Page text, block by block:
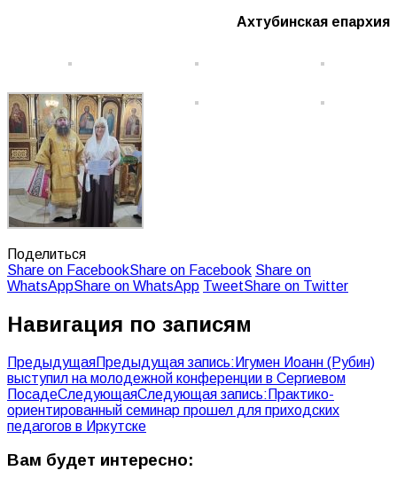
Ахтубинская епархия
Поделиться
Share on FacebookShare on Facebook Share on
WhatsAppShare on WhatsApp TweetShare on Twitter
Навигация по записям
ПредыдущаяПредыдущая запись: Игумен Иоанн (Рубин)
выступил на молодежной конференции в Сергиевом
ПосадеСледующаяСледующая запись: Практико-
ориентированный семинар прошел для приходских
педагогов в Иркутске
Вам будет интересно: